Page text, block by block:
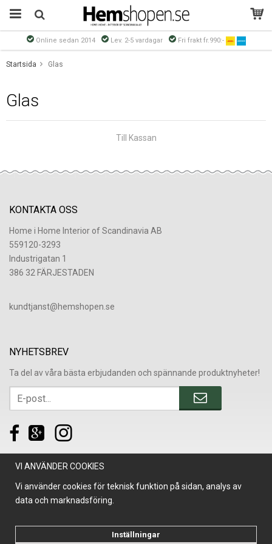
Online sedan 2014 Lev. 2-5 vardagar Fri frakt fr.990:-
Startsida Glas
Glas
Till Kassan
KONTAKTA OSS
Home i Home Interior of Scandinavia AB
559120-3293
Industrigatan 1
386 32 FÄRJESTADEN
​kundtjanst@hemshopen.se
NYHETSBREV
Ta del av våra bästa erbjudanden och spännande produktnyheter!
VI ANVÄNDER COOKIES
Vi använder cookies för teknisk funktion på sidan, analys av
data och marknadsföring.
Inställningar